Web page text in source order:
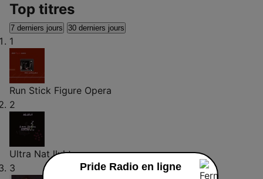
Top titres
7 derniers jours 30 derniers jours
1
Run Stick Figure Opera
2
Ultra Nat lluhty
3
Pride Radio en ligne